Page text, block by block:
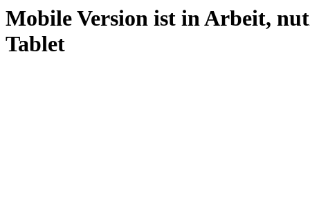
Mobile Version ist in Arbeit,
Tablet